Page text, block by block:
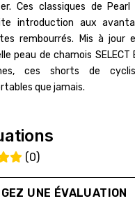
Ces classiques de
introduction aux
rembourrés. Mis à jour
peau de chamois SELECT
ces shorts de
que jamais.
(0)
UNE ÉVALUATION